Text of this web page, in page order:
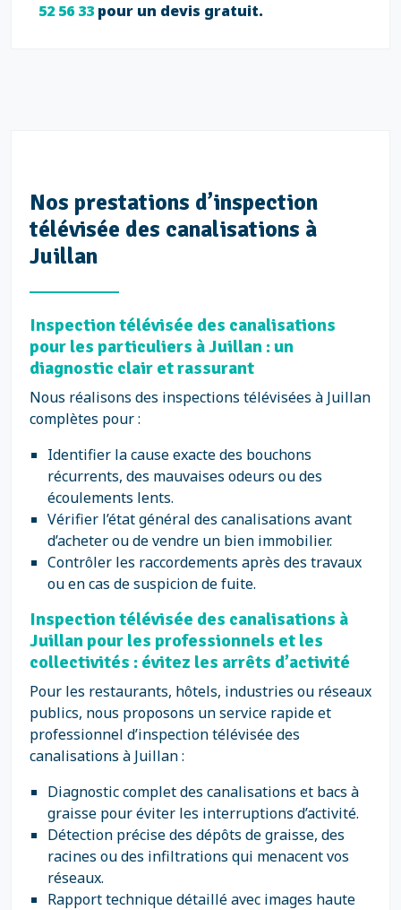
52 56 33 pour un devis gratuit.
Nos prestations d’inspection
télévisée des canalisations à
Juillan
Inspection télévisée des canalisations
pour les particuliers à Juillan : un
diagnostic clair et rassurant
Nous réalisons des inspections télévisées à Juillan
complètes pour :
Identifier la cause exacte des bouchons
récurrents, des mauvaises odeurs ou des
écoulements lents.
Vérifier l’état général des canalisations avant
d’acheter ou de vendre un bien immobilier.
Contrôler les raccordements après des travaux
ou en cas de suspicion de fuite.
Inspection télévisée des canalisations à
Juillan pour les professionnels et les
collectivités : évitez les arrêts d’activité
Pour les restaurants, hôtels, industries ou réseaux
publics, nous proposons un service rapide et
professionnel d’inspection télévisée des
canalisations à Juillan :
Diagnostic complet des canalisations et bacs à
graisse pour éviter les interruptions d’activité.
Détection précise des dépôts de graisse, des
racines ou des infiltrations qui menacent vos
réseaux.
Rapport technique détaillé avec images haute